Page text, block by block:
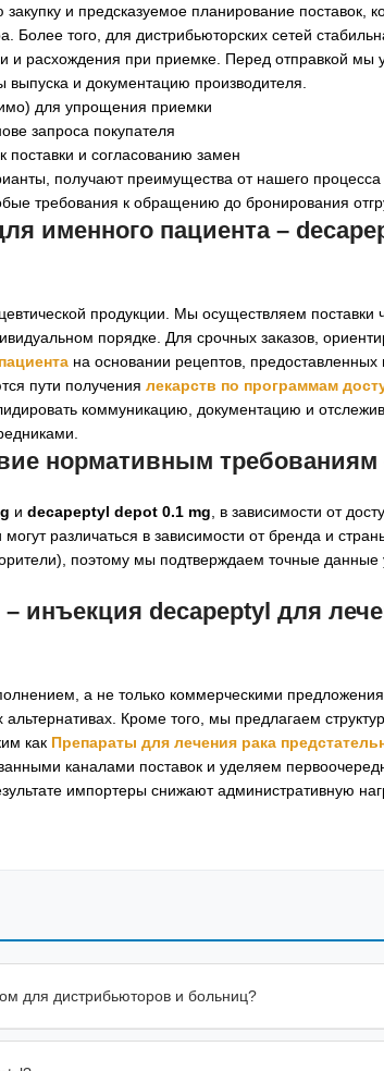
и предсказуемое планирование поставок,
Более того, для дистрибьюторских сетей
и расхождения при приемке. Перед отправкой мы
и документацию производителя.
для упрощения приемки
запроса покупателя
и согласованию замен
получают преимущества от нашего
требования к обращению до бронирования
именного пациента –
продукции. Мы осуществляем поставки
порядке. Для срочных заказов,
на основании рецептов,
пути получения лекарств по программам
коммуникацию, документацию и
нормативным требованиям
и decapeptyl depot 0.1 mg , в зависимости от
различаться в зависимости от бренда и
поэтому мы подтверждаем точные данные
– инъекция decapeptyl для
а не только коммерческими
Кроме того, мы предлагаем
как Препараты для лечения рака
каналами поставок и уделяем
импортеры снижают административную
для дистрибьюторов и больниц?